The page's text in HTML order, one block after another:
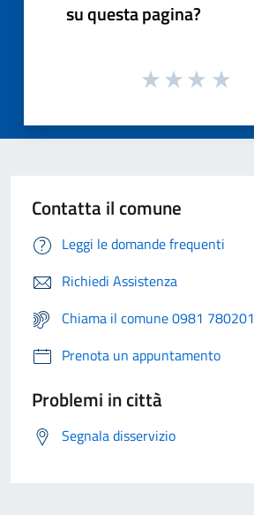
su questa pagina?
Contatta il comune
Leggi le domande frequenti
Richiedi Assistenza
Chiama il comune 0981 780201
Prenota un appuntamento
Problemi in città
Segnala disservizio